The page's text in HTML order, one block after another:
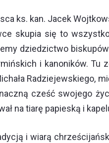
ks. kan. Jacek
skupia się to
dziedzictwo
i kanoników. Tu
Radziejewskiego,
cześć swojego
na tiarę papieską i
i wiarą